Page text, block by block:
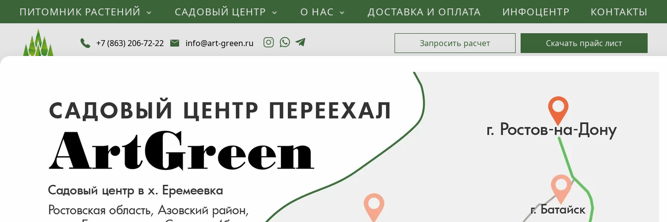
ПИТОМНИК РАСТЕНИЙ САДОВЫЙ ЦЕНТР О НАС ДОСТАВКА И ОПЛАТА ИНФОЦЕНТР КОНТАКТЫ
+7 (863) 206-72-22 info@art-green.ru Запросить расчет Скачать прайс лист
Вавилонская
Золотистая
Цельнолистная
Цена (руб.)
Саженцы деревьев и растений Каталог Лиственные деревья Ива Ива Вавилонская
Ива Вавилонская
Для отображения индивидуальных цен на сайте перейдите в